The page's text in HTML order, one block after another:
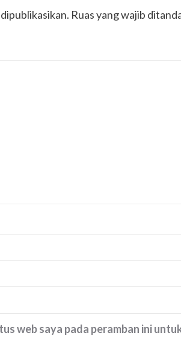
Ruas yang wajib
web saya pada peramban ini